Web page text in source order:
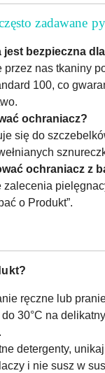
zadawane
jest bezpieczna
przez nas tkaniny
100, co
ochraniacz?
się do
ochraniacz z
zalecenia
o Produkt”.
ręczne lub
30°C na
detergenty, unikaj
i nie susz w